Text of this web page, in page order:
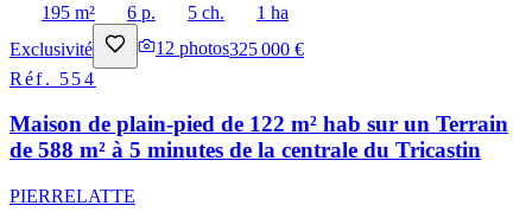
195 m²
6 p. 5 ch.
1 ha
Exclusivité
12 photos325 000 €
Réf. 554
Maison de plain-pied de 122 m² hab sur un Terrain
de 588 m² à 5 minutes de la centrale du Tricastin
PIERRELATTE